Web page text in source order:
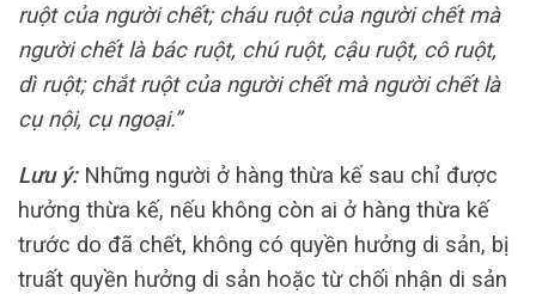
ruột của người chết; cháu ruột của người chết mà
người chết là bác ruột, chú ruột, cậu ruột, cô ruột,
dì ruột; chắt ruột của người chết mà người chết là
cụ nội, cụ ngoại.”
Lưu ý:Những người ở hàng thừa kế sau chỉ được
hưởng thừa kế, nếu không còn ai ở hàng thừa kế
trước do đã chết, không có quyền hưởng di sản, bị
truất quyền hưởng di sản hoặc từ chối nhận di sản